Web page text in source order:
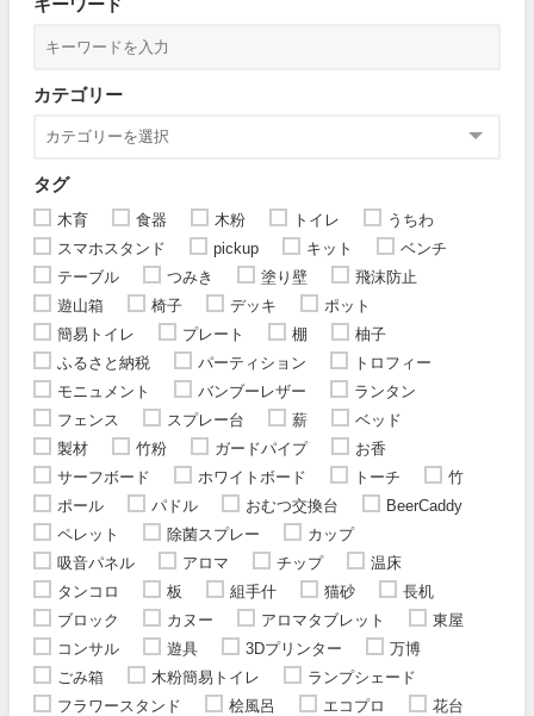
キーワード
カテゴリー
タグ
木育 食器 木粉 トイレ
うちわ
スマホスタンド
pickup キット
ベンチ
テーブル
つみき 塗り壁
飛沫防止
遊山箱
椅子 デッキ
ポット
簡易トイレ
プレート 棚
柚子
ふるさと納税
パーティション
トロフィー
モニュメント
バンブーレザー
ランタン
フェンス
スプレー台 薪
ベッド
製材
竹粉 ガードパイプ
お香
サーフボード
ホワイトボード トーチ
竹
ポール
パドル おむつ交換台
BeerCaddy
ペレット
除菌スプレー
カップ
吸音パネル
アロマ チップ
温床
タンコロ
板 組手什 猫砂
長机
ブロック
カヌー アロマタブレット
東屋
コンサル
遊具 3Dプリンター
万博
ごみ箱
木粉簡易トイレ
ランプシェード
フラワースタンド
桧風呂 エコプロ
花台